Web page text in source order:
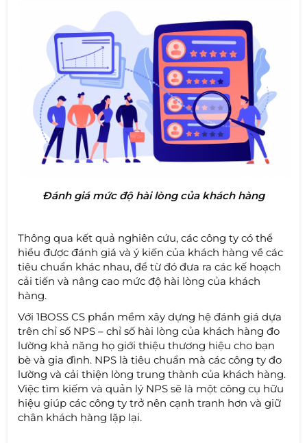
Đánh giá mức độ hài lòng của khách hàng
Thông qua kết quả nghiên cứu, các công ty có thể
hiểu được đánh giá và ý kiến ​​của khách hàng về các
tiêu chuẩn khác nhau, để từ đó đưa ra các kế hoạch
cải tiến và nâng cao mức độ hài lòng của khách
hàng.
Với 1BOSS CS phần mềm xây dựng hệ đánh giá dựa
trên chỉ số NPS – chỉ số hài lòng của khách hàng đo
lường khả năng họ giới thiệu thương hiệu cho bạn
bè và gia đình. NPS là tiêu chuẩn mà các công ty đo
lường và cải thiện lòng trung thành của khách hàng.
Việc tìm kiếm và quản lý NPS sẽ là một công cụ hữu
hiệu giúp các công ty trở nên cạnh tranh hơn và giữ
chân khách hàng lặp lại.